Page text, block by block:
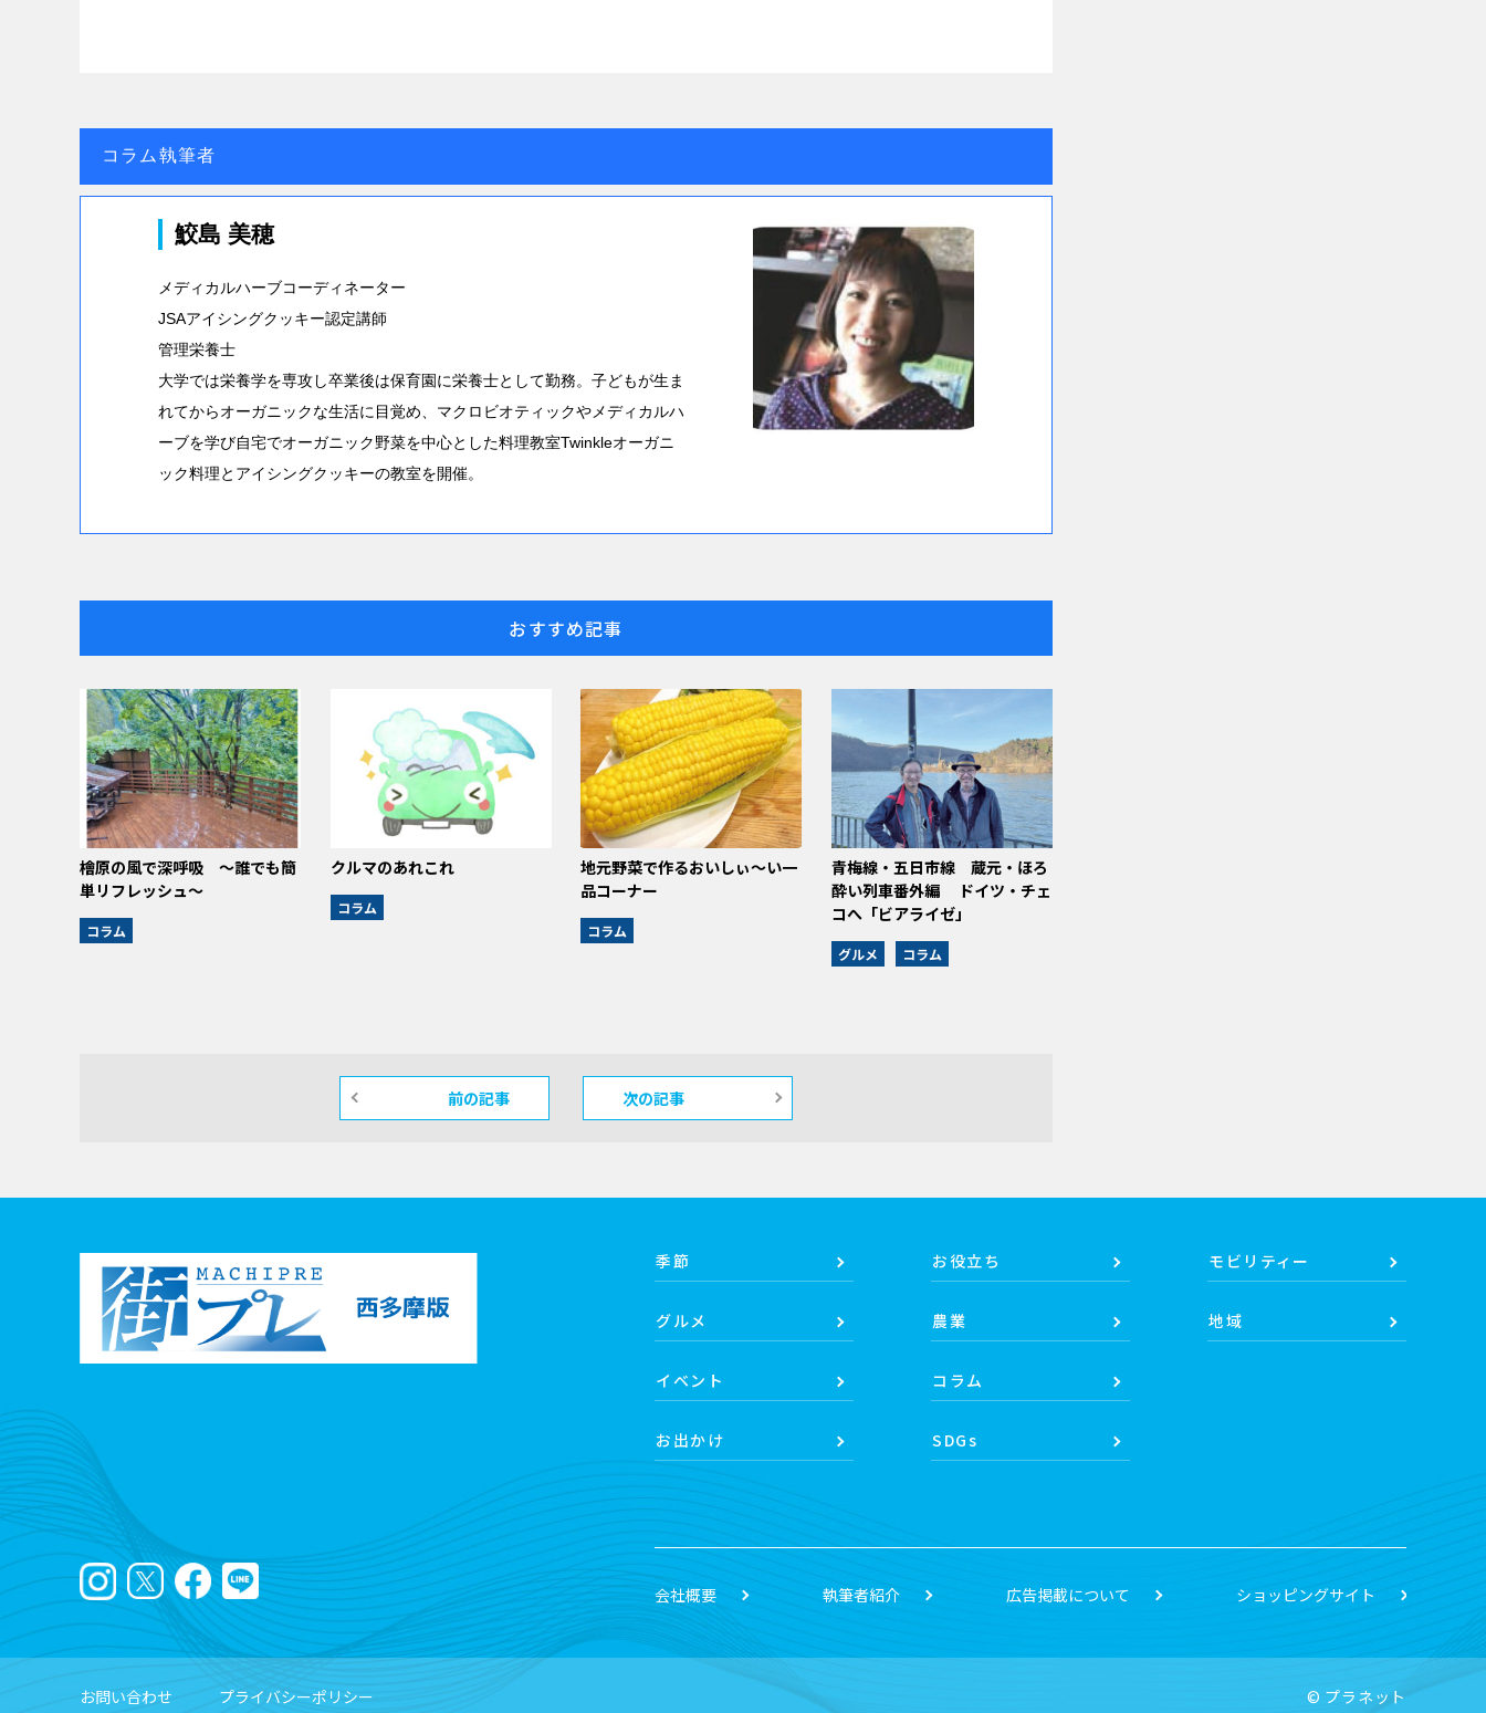
コラム執筆者
鮫島 美穂
メディカルハーブコーディネーター
JSAアイシングクッキー認定講師
管理栄養士
大学では栄養学を専攻し卒業後は保育園に栄養士として勤務。子どもが生ま
れてからオーガニックな生活に目覚め、マクロビオティックやメディカルハ
ーブを学び自宅でオーガニック野菜を中心とした料理教室Twinkleオーガニ
ック料理とアイシングクッキーの教室を開催。
おすすめ記事
檜原の風で深呼吸 ～誰でも簡
単リフレッシュ～
コラム
クルマのあれこれ
コラム
地元野菜で作るおいしぃ～い一
品コーナー
コラム
青梅線・五日市線 蔵元・ほろ
酔い列車番外編 ドイツ・チェ
コへ「ビアライゼ」
グルメ コラム
前の記事 次の記事
季節
グルメ
イベント
お出かけ
お役立ち
農業
コラム
SDGs
モビリティー
地域
会社概要 執筆者紹介 広告掲載について ショッピングサイト
お問い合わせ プライバシーポリシー © プラネット